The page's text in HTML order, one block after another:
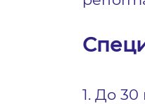
1. До